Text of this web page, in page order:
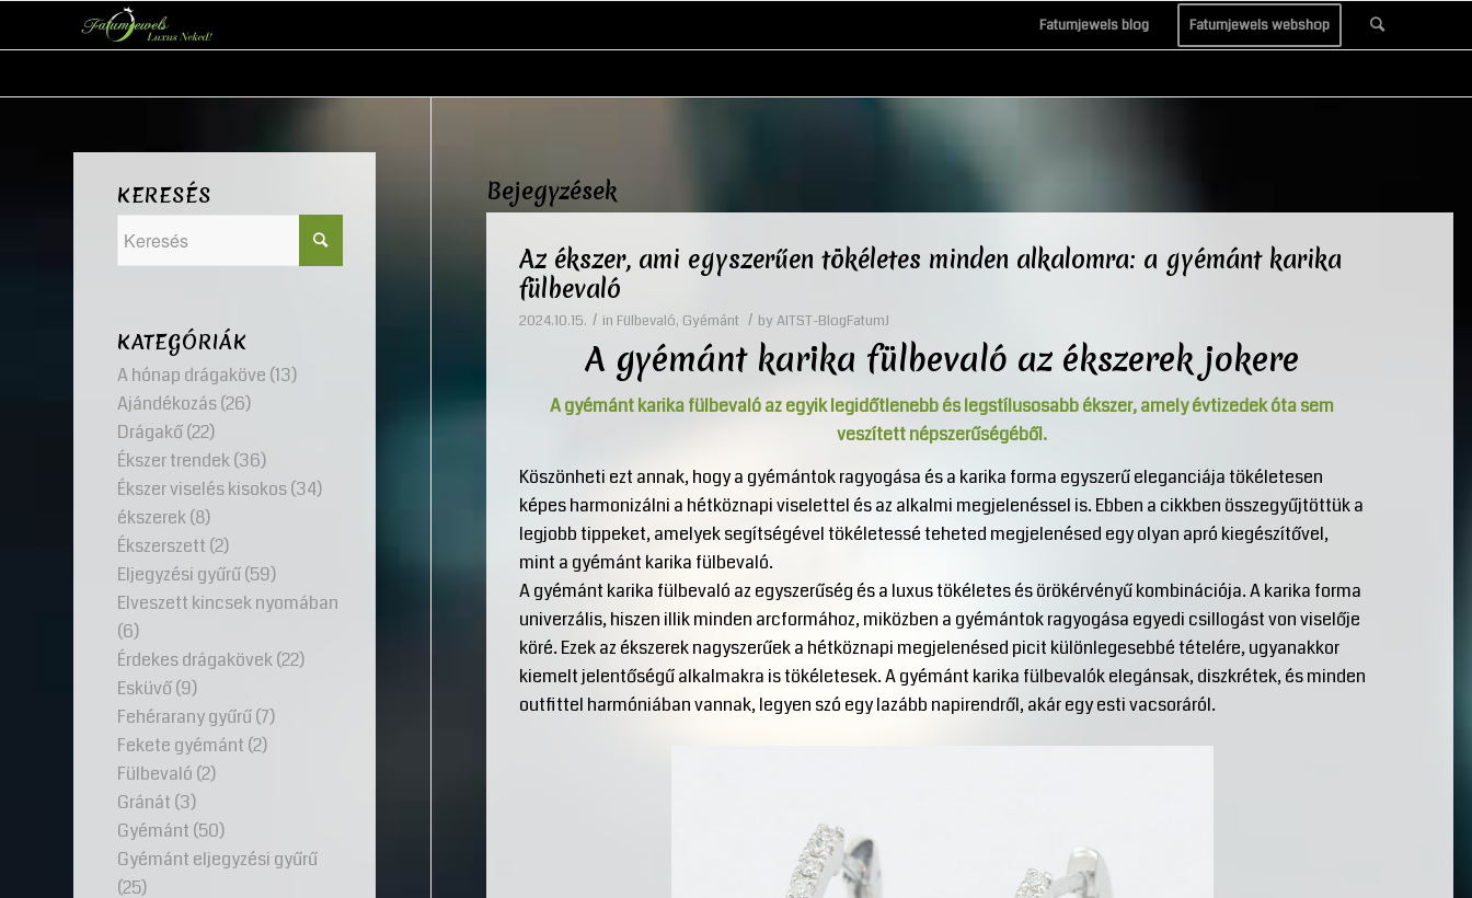
Fatumjewels blog Fatumjewels webshop
Bejegyzések
Az ékszer, ami egyszerűen tökéletes minden alkalomra: a gyémánt karika
fülbevaló
2024.10.15. / in Fülbevaló, Gyémánt / by AITST-BlogFatumJ
A gyémánt karika fülbevaló az ékszerek jokere
A gyémánt karika fülbevaló az egyik legidőtlenebb és legstílusosabb ékszer, amely évtizedek óta sem
veszített népszerűségéből.
Köszönheti ezt annak, hogy a gyémántok ragyogása és a karika forma egyszerű eleganciája tökéletesen
képes harmonizálni a hétköznapi viselettel és az alkalmi megjelenéssel is. Ebben a cikkben összegyűjtöttük a
legjobb tippeket, amelyek segítségével tökéletessé teheted megjelenésed egy olyan apró kiegészítővel,
mint a gyémánt karika fülbevaló.
A gyémánt karika fülbevaló az egyszerűség és a luxus tökéletes és örökérvényű kombinációja. A karika forma
univerzális, hiszen illik minden arcformához, miközben a gyémántok ragyogása egyedi csillogást von viselője
köré. Ezek az ékszerek nagyszerűek a hétköznapi megjelenésed picit különlegesebbé tételére, ugyanakkor
kiemelt jelentőségű alkalmakra is tökéletesek. A gyémánt karika fülbevalók elegánsak, diszkrétek, és minden
outfittel harmóniában vannak, legyen szó egy lazább napirendről, akár egy esti vacsoráról.
KERESÉS
KATEGÓRIÁK
A hónap drágaköve (13)
Ajándékozás(26)
Drágakő(22)
Ékszer trendek(36)
Ékszer viselés kisokos(34)
ékszerek(8)
Ékszerszett (2)
Eljegyzési gyűrű(59)
Elveszett kincsek nyomában
(6)
Érdekes drágakövek(22)
Esküvő(9)
Fehérarany gyűrű(7)
Fekete gyémánt (2)
Fülbevaló (2)
Gránát (3)
Gyémánt (50)
Gyémánt eljegyzési gyűrű
(25)